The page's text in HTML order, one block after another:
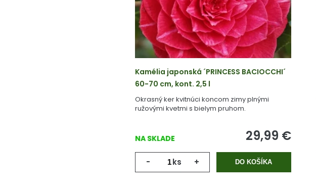
Kamélia japonská ´PRINCESS BACIOCCHI´
60-70 cm, kont. 2,5 l
Okrasný ker kvitnúci koncom zimy plnými
ružovými kvetmi s bielym pruhom.
NA SKLADE 29,99 €
- ks + DO KOŠÍKA